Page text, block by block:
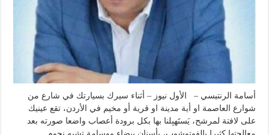
بل
نفسك
مغلقة
أسامة الرنتيسي – الأول نيوز – أثناء سيرك بسيارتك في شارع من
شوارع العاصمة او أية مدينة او قرية أو مخيم في الأردن، تقع عينيك
على لافتة لمرشح، يَستَهبِلنا بها بكل برودة أعصاب واضعا صورته بعد